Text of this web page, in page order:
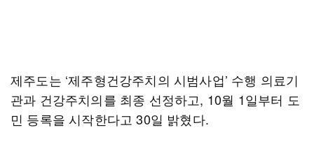
제주도는 ‘제주형건강주치의 시범사업’ 수행 의료기
관과 건강주치의를 최종 선정하고, 10월 1일부터 도
민 등록을 시작한다고 30일 밝혔다.